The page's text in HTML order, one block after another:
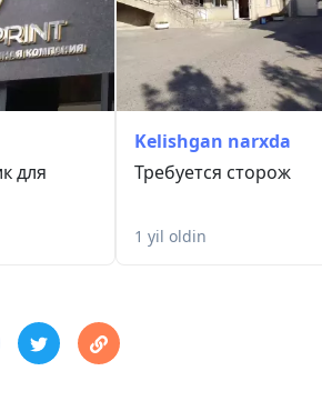
для
Kelishgan narxda
Требуется сторож
1 yil oldin